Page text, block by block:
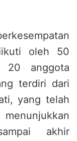
oleh 50
anggota
terdiri dari
yang telah
akhir